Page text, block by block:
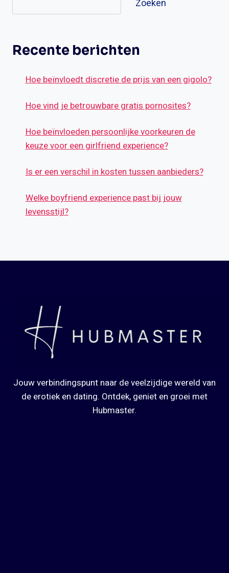
Zoeken
Recente berichten
Hoe beïnvloedt discretie de prijs van een gigolo?
Hoe vind je betrouwbare gratis pornosites?
Hoe beïnvloeden persoonlijke voorkeuren de
keuze voor een girlfriend experience?
Is er een verschil in kosten tussen aanbieders?
Welke boyfriend experience past bij jouw
levensstijl?
Jouw verbindingspunt naar de veelzijdige wereld van
de erotiek en dating. Ontdek, geniet en groei met
Hubmaster.